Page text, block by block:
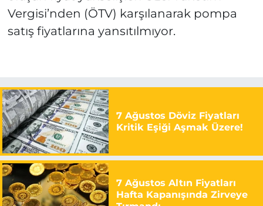
Vergisi’nden (ÖTV) karşılanarak pompa
satış fiyatlarına yansıtılmıyor.
7 Ağustos Döviz Fiyatları
Kritik Eşiği Aşmak Üzere!
7 Ağustos Altın Fiyatları
Hafta Kapanışında Zirveye